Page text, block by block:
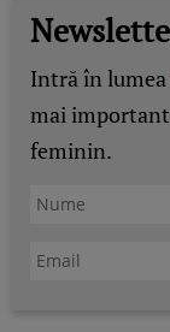
Intră în lumea
mai
feminin.